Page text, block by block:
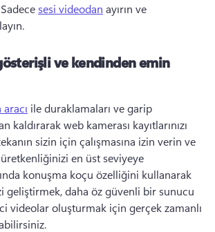
sesi videodan ayırın ve
ve kendinden emin
ile duraklamaları ve garip
kaldırarak web kamerası kayıtlarınızı
sizin için çalışmasına izin verin ve
en üst seviyeye
konuşma koçu özelliğini kullanarak
geliştirmek, daha öz güvenli bir sunucu
videolar oluşturmak için gerçek zamanlı